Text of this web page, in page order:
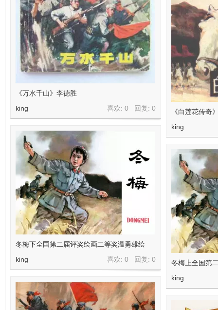
《万水千山》李德胜
喜欢: 0 回复: 0
king
《白莲花传奇
king
冬梅下全国第二届评奖绘画二等奖温勇雄绘
喜欢: 0 回复: 0
king
冬梅上全国第
king